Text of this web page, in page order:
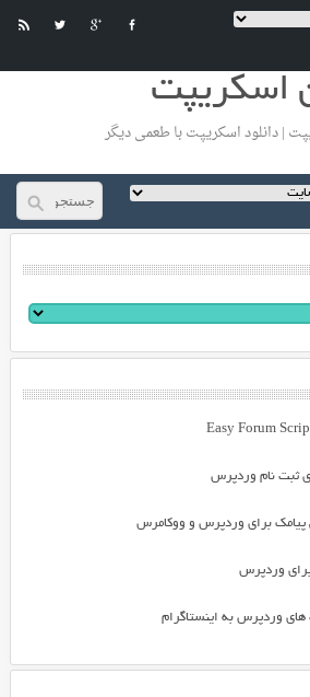
اسکریپت
| دانلود اسکریپت با طعمی دیگر
ثبت نام وردپرس
برای وردپرس و ووکامرس
وردپرس
وردپرس به اینستاگرام